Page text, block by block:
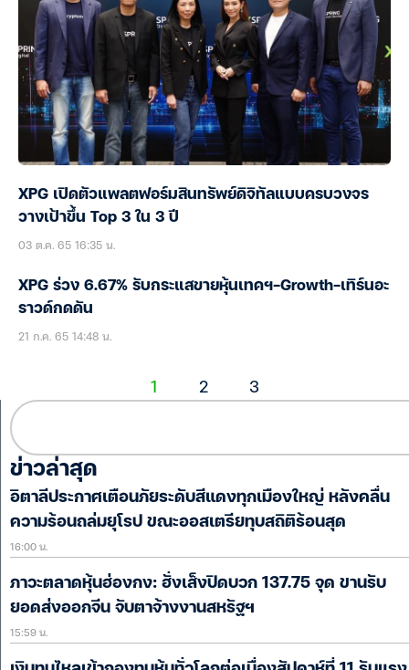
XPG เปิดตัวแพลตฟอร์มสินทรัพย์ดิจิทัลแบบครบวงจร
วางเป้าขึ้น Top 3 ใน 3 ปี
03 ต.ค. 65 16:35 น.
XPG ร่วง 6.67% รับกระแสขายหุ้นเทคฯ-Growth-เทิร์นอะ
ราวด์กดดัน
21 ก.ค. 65 14:48 น.
1 2 3
ข่าวล่าสุด
อิตาลีประกาศเตือนภัยระดับสีแดงทุกเมืองใหญ่ หลังคลื่น
ความร้อนถล่มยุโรป ขณะออสเตรียทุบสถิติร้อนสุด
16:00 น.
ภาวะตลาดหุ้นฮ่องกง: ฮั่งเส็งปิดบวก 137.75 จุด ขานรับ
ยอดส่งออกจีน จับตาจ้างงานสหรัฐฯ
15:59 น.